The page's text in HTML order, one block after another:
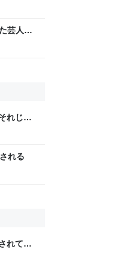
ムオン
芸人を
れじゃ
捨て台
れる
れて育